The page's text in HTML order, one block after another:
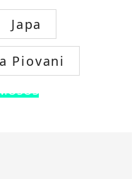
Japa
Piovani